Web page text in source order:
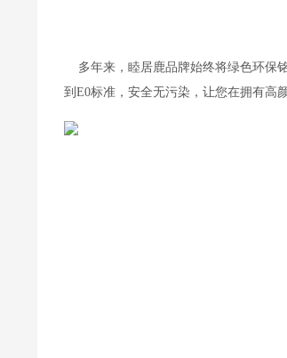
多年来，睦居鹿品牌始终将绿色环保
到E0标准，安全无污染，让您在拥有高